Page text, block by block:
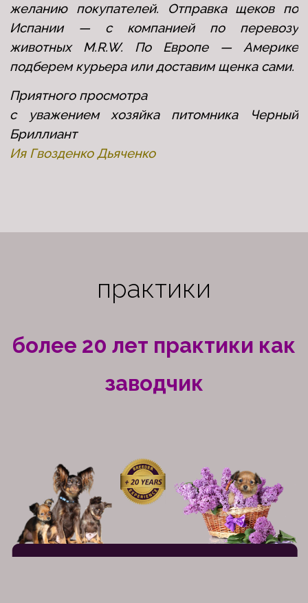
желанию покупателей. Отправка щеков по
Испании — с компанией по перевозу
животных M.R.W. По Европе — Америке
подберем курьера или доставим щенка сами.
Приятного просмотра
с уважением хозяйка питомника Черный
Бриллиант
Ия Гвозденко Дьяченко
практики
более 20 лет практики как
заводчик